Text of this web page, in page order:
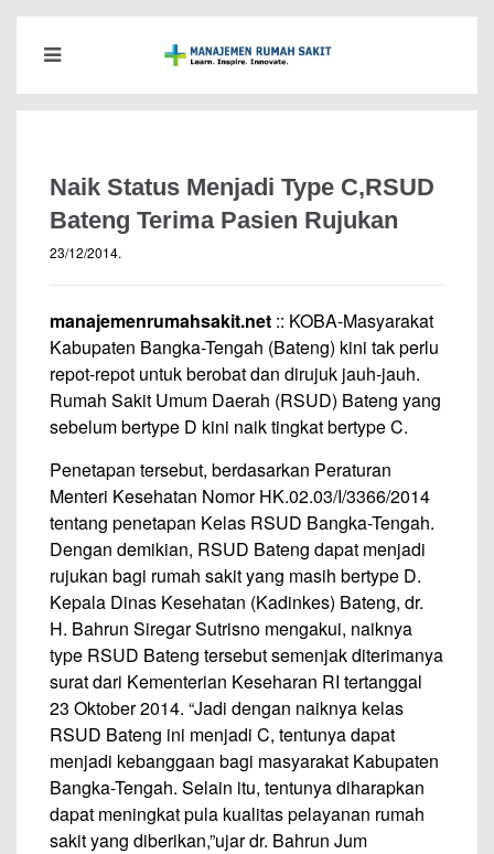
Naik Status Menjadi Type C,RSUD
Bateng Terima Pasien Rujukan
23/12/2014.
manajemenrumahsakit.net :: KOBA-Masyarakat
Kabupaten Bangka-Tengah (Bateng) kini tak perlu
repot-repot untuk berobat dan dirujuk jauh-jauh.
Rumah Sakit Umum Daerah (RSUD) Bateng yang
sebelum bertype D kini naik tingkat bertype C.
Penetapan tersebut, berdasarkan Peraturan
Menteri Kesehatan Nomor HK.02.03/I/3366/2014
tentang penetapan Kelas RSUD Bangka-Tengah.
Dengan demikian, RSUD Bateng dapat menjadi
rujukan bagi rumah sakit yang masih bertype D.
Kepala Dinas Kesehatan (Kadinkes) Bateng, dr.
H. Bahrun Siregar Sutrisno mengakui, naiknya
type RSUD Bateng tersebut semenjak diterimanya
surat dari Kementerian Keseharan RI tertanggal
23 Oktober 2014. “Jadi dengan naiknya kelas
RSUD Bateng ini menjadi C, tentunya dapat
menjadi kebanggaan bagi masyarakat Kabupaten
Bangka-Tengah. Selain itu, tentunya diharapkan
dapat meningkat pula kualitas pelayanan rumah
sakit yang diberikan,”ujar dr. Bahrun Jum